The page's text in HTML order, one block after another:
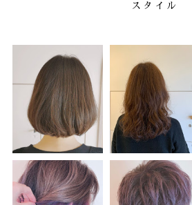
スタイル